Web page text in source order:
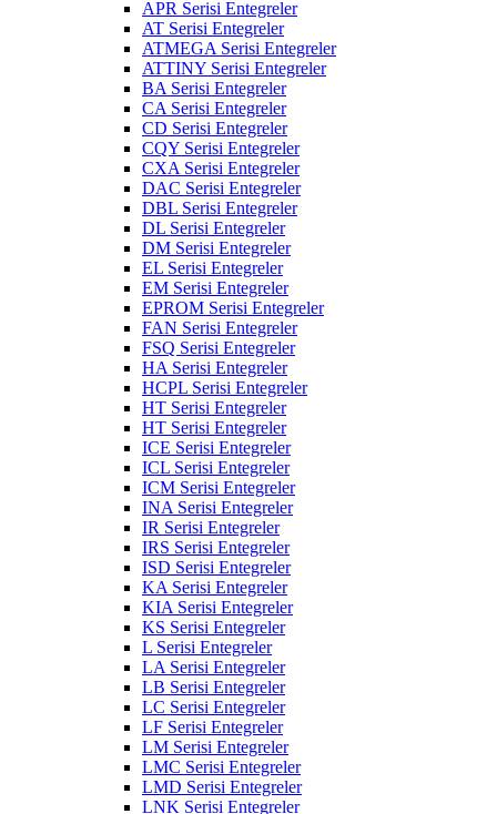
APR Serisi Entegreler
AT Serisi Entegreler
ATMEGA Serisi Entegreler
ATTINY Serisi Entegreler
BA Serisi Entegreler
CA Serisi Entegreler
CD Serisi Entegreler
CQY Serisi Entegreler
CXA Serisi Entegreler
DAC Serisi Entegreler
DBL Serisi Entegreler
DL Serisi Entegreler
DM Serisi Entegreler
EL Serisi Entegreler
EM Serisi Entegreler
EPROM Serisi Entegreler
FAN Serisi Entegreler
FSQ Serisi Entegreler
HA Serisi Entegreler
HCPL Serisi Entegreler
HT Serisi Entegreler
HT Serisi Entegreler
ICE Serisi Entegreler
ICL Serisi Entegreler
ICM Serisi Entegreler
INA Serisi Entegreler
IR Serisi Entegreler
IRS Serisi Entegreler
ISD Serisi Entegreler
KA Serisi Entegreler
KIA Serisi Entegreler
KS Serisi Entegreler
L Serisi Entegreler
LA Serisi Entegreler
LB Serisi Entegreler
LC Serisi Entegreler
LF Serisi Entegreler
LM Serisi Entegreler
LMC Serisi Entegreler
LMD Serisi Entegreler
LNK Serisi Entegreler